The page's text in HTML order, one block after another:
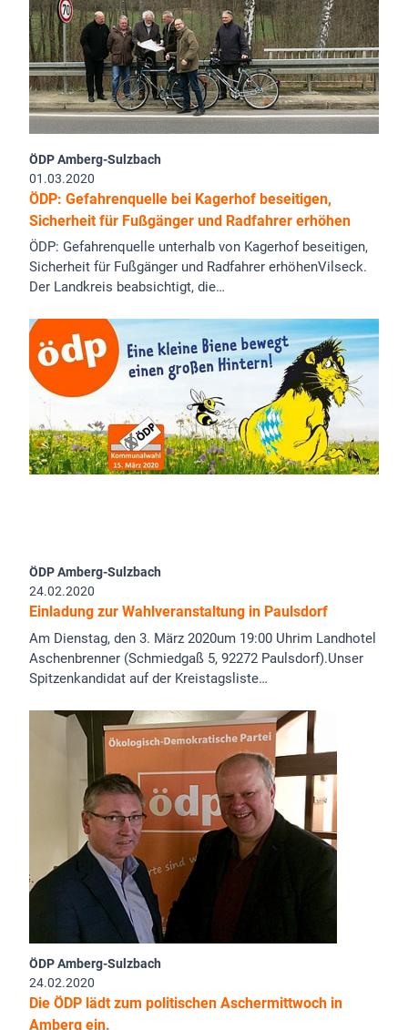
ÖDP Amberg-Sulzbach
01.03.2020
ÖDP: Gefahrenquelle bei Kagerhof beseitigen,
Sicherheit für Fußgänger und Radfahrer erhöhen
ÖDP: Gefahrenquelle unterhalb von Kagerhof beseitigen,
Sicherheit für Fußgänger und Radfahrer erhöhenVilseck.
Der Landkreis beabsichtigt, die…
ÖDP Amberg-Sulzbach
24.02.2020
Einladung zur Wahlveranstaltung in Paulsdorf
Am Dienstag, den 3. März 2020um 19:00 Uhrim Landhotel
Aschenbrenner (Schmiedgaß 5, 92272 Paulsdorf).Unser
Spitzenkandidat auf der Kreistagsliste…
ÖDP Amberg-Sulzbach
24.02.2020
Die ÖDP lädt zum politischen Aschermittwoch in
Amberg ein.